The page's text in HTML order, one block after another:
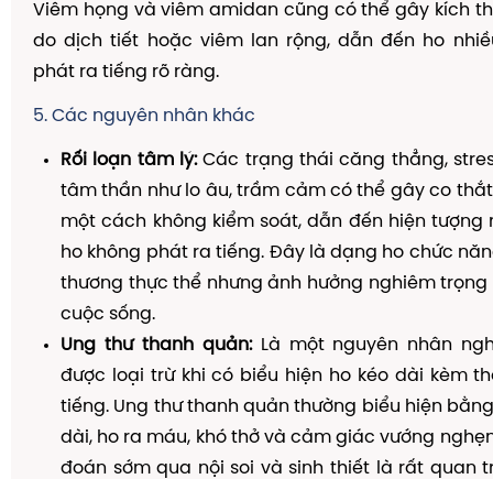
Viêm họng và viêm amidan cũng có thể gây kích
do dịch tiết hoặc viêm lan rộng, dẫn đến ho
phát ra tiếng rõ ràng.
5. Các nguyên nhân khác
Rối loạn tâm lý:Các trạng thái căng thẳng,
tâm thần như lo âu, trầm cảm có thể gây co
một cách không kiểm soát, dẫn đến hiện
ho không phát ra tiếng. Đây là dạng ho chức
thương thực thể nhưng ảnh hưởng nghiêm
cuộc sống.
Ung thư thanh quản:Là một nguyên nhân
được loại trừ khi có biểu hiện ho kéo dài kèm
tiếng. Ung thư thanh quản thường biểu hiện
dài, ho ra máu, khó thở và cảm giác vướng
đoán sớm qua nội soi và sinh thiết là rất quan